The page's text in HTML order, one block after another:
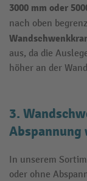
3000 mm oder
nach oben
aus, da die
höher an der
3.
Abspannung
In unserem
oder ohne